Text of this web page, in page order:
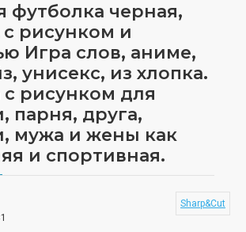
футболка черная,
рисунком и
Игра слов, аниме,
унисекс, из хлопка.
рисунком для
парня, друга,
мужа и жены как
и спортивная.
Sharp&Cut